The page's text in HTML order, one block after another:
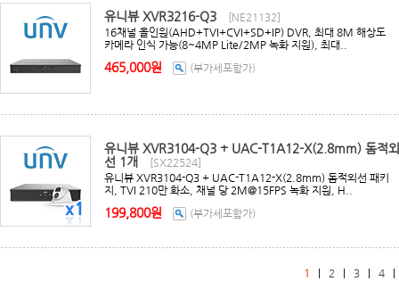
유니뷰 XVR3216-Q3
[NE21132]
16채널 올인원(AHD+TVI+CVI+SD+IP) DVR, 최대 8M 해상도
카메라 인식 가능(8~4MP Lite/2MP 녹화 지원), 최대..
465,000원 (부가세포함가)
유니뷰 XVR3104-Q3 + UAC-T1A12-X(2.8mm) 돔적외
선 1개
[SX22524]
유니뷰 XVR3104-Q3 + UAC-T1A12-X(2.8mm) 돔적외선 패키
지, TVI 210만 화소, 채널 당 2M@15FPS 녹화 지원, H..
199,800원 (부가세포함가)
1 | 2 | 3 | 4